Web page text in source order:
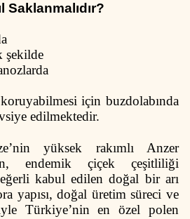
Saklanmalıdır?
şekilde
için buzdolabında
edilmektedir.
yüksek rakımlı Anzer
endemik çiçek çeşitliliği
kabul edilen doğal bir arı
yapısı, doğal üretim süreci ve
Türkiye’nin en özel polen